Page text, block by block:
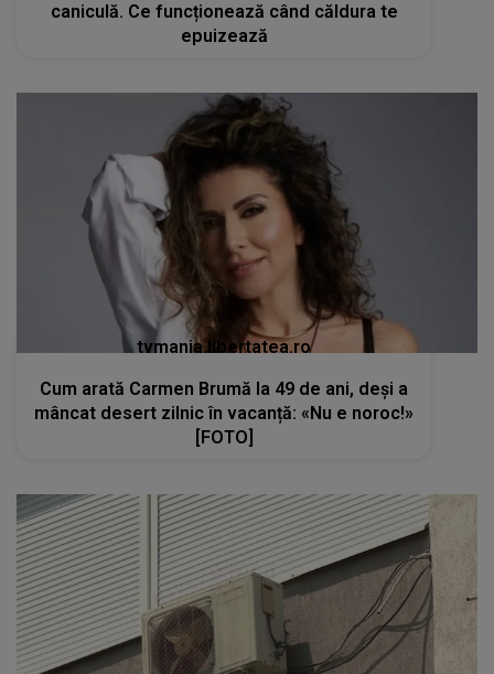
caniculă. Ce funcționează când căldura te
epuizează
tvmania.libertatea.ro
Cum arată Carmen Brumă la 49 de ani, deși a
mâncat desert zilnic în vacanță: «Nu e noroc!»
[FOTO]